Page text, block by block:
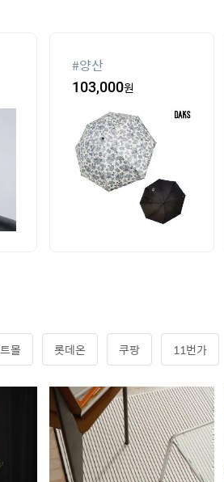
#양산
103,000원
몰 롯데온 쿠팡 11번가